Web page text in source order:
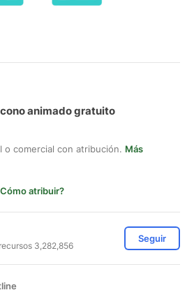
animado gratuito
o comercial con atribución. Más
atribuir?
3,282,856
Seguir